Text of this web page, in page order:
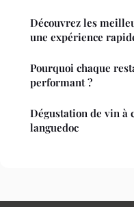
Découvrez les
une expérience
Pourquoi chaque
performant ?
Dégustation de vin à
languedoc